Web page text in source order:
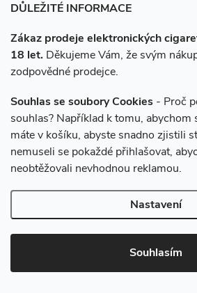
DŮLEŽITÉ INFORMACE
Zákaz prodeje elektronických
18 let. Děkujeme Vám, že svým
zodpovědné prodejce.
Souhlas se soubory Cookies - Proč
souhlas? Například k tomu, abychom
máte v košíku, abyste snadno zjistili
nemuseli se pokaždé přihlašovat,
neobtěžovali nevhodnou reklamou.
Nastavení
Souhlasím
Příchuť Just Juice S&V 10ml
Blue Raspberry
339 Kč
Momentálně nedostupné
ZOBRAZIT
Příchuť
Fusion
339